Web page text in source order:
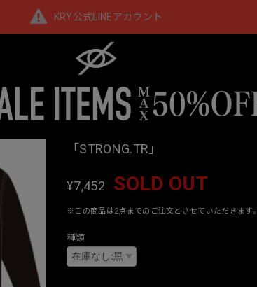
KRY公式LINEアカウント
「STRONG.TR」
¥7,452 SOLD OUT
※この商品は2点までのご注文とさせていただきます。
種類